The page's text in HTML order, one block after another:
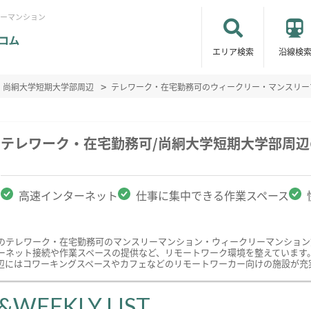
マンション
エリア検索 沿線検索
尚絅大学短期大学部周辺 テレワーク・在宅勤務可のウィークリー・マンスリ
テレワーク・在宅勤務可/尚絅大学短期大学部周
高速インターネット 仕事に集中できる作業スペース
テレワーク・在宅勤務可のマンスリーマンション・ウィークリーマンシ
ネット接続や作業スペースの提供など、リモートワーク環境を整えていま
はコワーキングスペースやカフェなどのリモートワーカー向けの施設が